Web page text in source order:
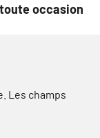
toute occasion
Les champs